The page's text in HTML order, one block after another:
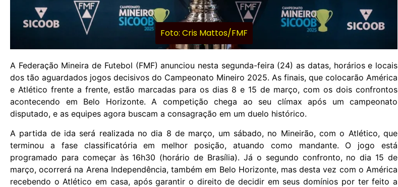
Foto: Cris Mattos/FMF
A Federação Mineira de Futebol (FMF) anunciou nesta segunda-feira (24) as datas, horários e locais
dos tão aguardados jogos decisivos do Campeonato Mineiro 2025. As finais, que colocarão América
e Atlético frente a frente, estão marcadas para os dias 8 e 15 de março, com os dois confrontos
acontecendo em Belo Horizonte. A competição chega ao seu clímax após um campeonato
disputado, e as equipes agora buscam a consagração em um duelo histórico.
A partida de ida será realizada no dia 8 de março, um sábado, no Mineirão, com o Atlético, que
terminou a fase classificatória em melhor posição, atuando como mandante. O jogo está
programado para começar às 16h30 (horário de Brasília). Já o segundo confronto, no dia 15 de
março, ocorrerá na Arena Independência, também em Belo Horizonte, mas desta vez com o América
recebendo o Atlético em casa, após garantir o direito de decidir em seus domínios por ter feito a